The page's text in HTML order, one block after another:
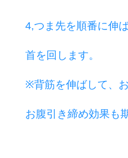
4,つま先を順番に伸
首を回します。
※背筋を伸ばして、
お腹引き締め効果も